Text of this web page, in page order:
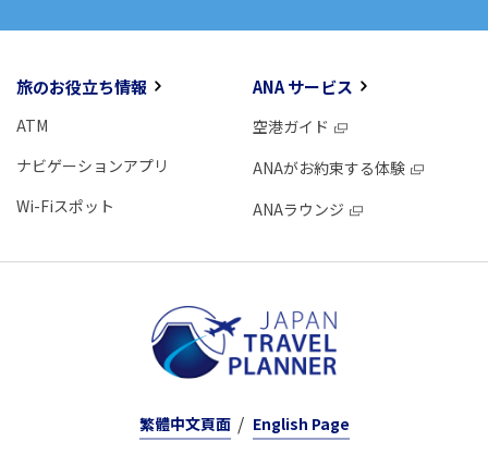
旅のお役立ち情報
ATM
ナビゲーションアプリ
Wi-Fiスポット
ANA サービス
空港ガイド
ANAがお約束する体験
ANAラウンジ
繁體中文頁面 English Page